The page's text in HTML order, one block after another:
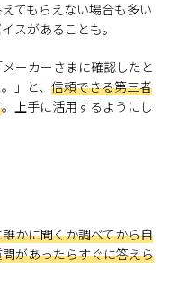
てもらえない場合も多い
スがあることも。
ーカーさまに確認したと
」と、 信頼できる第三者
。上手に活用するようにし
かに聞くか調べてから自
があったらすぐに答えら